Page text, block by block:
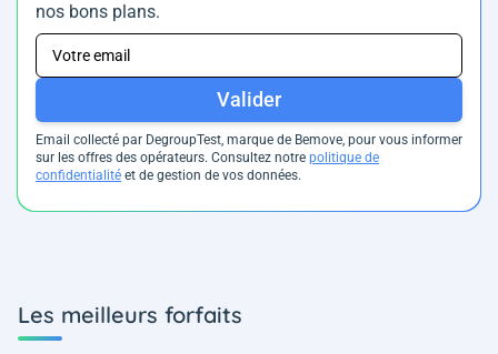
nos bons plans.
Valider
Email collecté par DegroupTest, marque de Bemove, pour vous informer
sur les offres des opérateurs. Consultez notre politique de
confidentialité et de gestion de vos données.
Les meilleurs forfaits